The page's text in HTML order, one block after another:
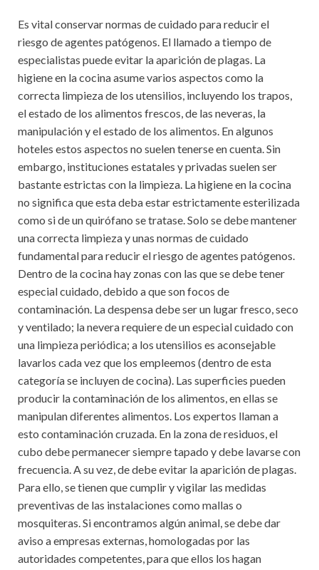
Es vital conservar normas de cuidado para reducir el
riesgo de agentes patógenos. El llamado a tiempo de
especialistas puede evitar la aparición de plagas. La
higiene en la cocina asume varios aspectos como la
correcta limpieza de los utensilios, incluyendo los trapos,
el estado de los alimentos frescos, de las neveras, la
manipulación y el estado de los alimentos. En algunos
hoteles estos aspectos no suelen tenerse en cuenta. Sin
embargo, instituciones estatales y privadas suelen ser
bastante estrictas con la limpieza. La higiene en la cocina
no significa que esta deba estar estrictamente esterilizada
como si de un quirófano se tratase. Solo se debe mantener
una correcta limpieza y unas normas de cuidado
fundamental para reducir el riesgo de agentes patógenos.
Dentro de la cocina hay zonas con las que se debe tener
especial cuidado, debido a que son focos de
contaminación. La despensa debe ser un lugar fresco, seco
y ventilado; la nevera requiere de un especial cuidado con
una limpieza periódica; a los utensilios es aconsejable
lavarlos cada vez que los empleemos (dentro de esta
categoría se incluyen de cocina). Las superficies pueden
producir la contaminación de los alimentos, en ellas se
manipulan diferentes alimentos. Los expertos llaman a
esto contaminación cruzada. En la zona de residuos, el
cubo debe permanecer siempre tapado y debe lavarse con
frecuencia. A su vez, de debe evitar la aparición de plagas.
Para ello, se tienen que cumplir y vigilar las medidas
preventivas de las instalaciones como mallas o
mosquiteras. Si encontramos algún animal, se debe dar
aviso a empresas externas, homologadas por las
autoridades competentes, para que ellos los hagan